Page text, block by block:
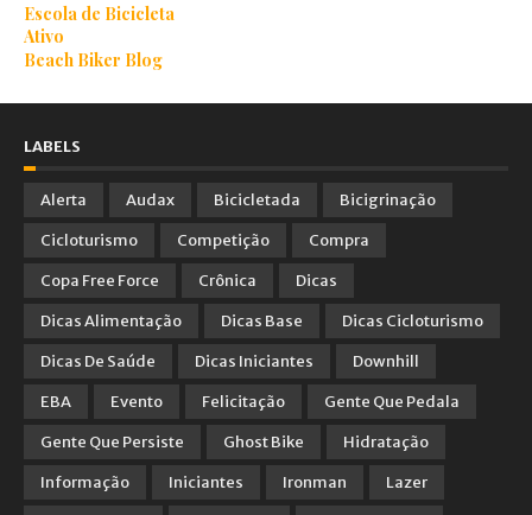
Escola de Bicicleta
Ativo
Beach Biker Blog
LABELS
Alerta Audax Bicicletada
Bicigrinação
Cicloturismo
Competição
Compra
Copa Free Force
Crônica
Dicas
Dicas Alimentação
Dicas Base
Dicas Cicloturismo
Dicas De Saúde
Dicas Iniciantes
Downhill
EBA
Evento Felicitação
Gente Que Pedala
Gente Que Persiste
Ghost Bike
Hidratação
Informação
Iniciantes Ironman
Lazer